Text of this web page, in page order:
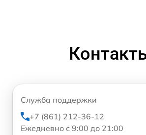
Служба поддержки
+7 (861) 212-36-12
Ежедневно с 9:00 до 21:00